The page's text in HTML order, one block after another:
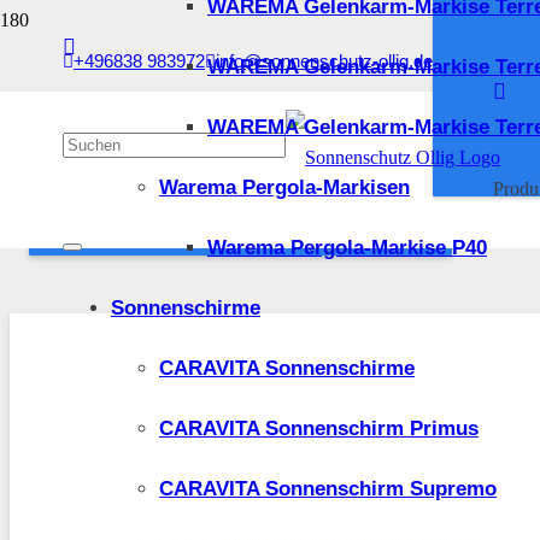
+496838 983972 info@sonnenschutz-ollig.de
WAREMA Gelenkarm-Markise
WAREMA Gelenkarm-Markise
WAREMA Gelenkarm-Markise
Warema Pergola-Markisen
Warema Pergola-Markise P40
Sonnenschirme
CARAVITA Sonnenschirme
CARAVITA Sonnenschirm Primus
CARAVITA Sonnenschirm Supremo
Sonnenschutz Ollig Suchfilter
Becker Steuerungen1